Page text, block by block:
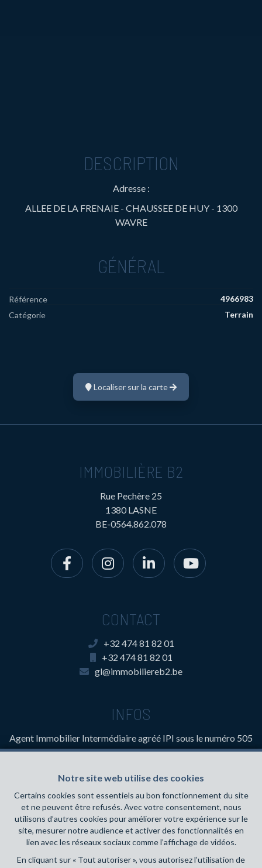
DESCRIPTION
Adresse :
ALLEE DE LA FRENAIE - CHAUSSEE DE HUY - 1300
WAVRE
GÉNÉRAL
Référence
4966983
Catégorie
Terrain
Localiser sur la carte
Notre site web utilise des cookies
Certains cookies sont essentiels au bon fonctionnement du site
et ne peuvent être refusés. Avec votre consentement, nous
utilisons d’autres cookies pour améliorer votre expérience sur le
site, mesurer notre audience et activer des fonctionnalités en
lien avec les réseaux sociaux comme l’affichage de vidéos.
En cliquant sur « Tout autoriser », vous autorisez l’utilisation de
IMMOBILIÈRE B2
Rue Pechère 25
1380 LASNE
BE-0564.862.078
CONTACT
+32 474 81 82 01
+32 474 81 82 01
gl@immobiliereb2.be
INFOS
Agent Immobilier Intermédiaireagréé IPI sous le numéro 505
641 en Belgique- Instance de contrôle: Institut professionnel
Bruxelles (+32 2 505 38 50 - info@ipi.be) - Soumis au
déontologique de l’ IPI
RC professionnelle et cautionnement via AXA Belgium SA,
Place du Trône 1, 1000 Bruxelles – police n° 730.390.160.
Couverture valable pour les activités réalisées en Belgique